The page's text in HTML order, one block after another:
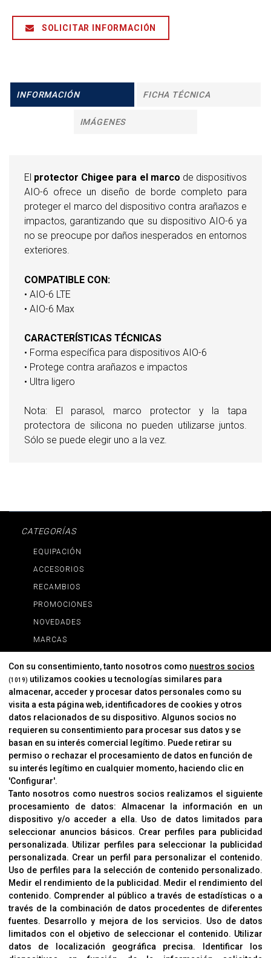
SOLICITAR INFORMACIÓN
INFORMACIÓN FICHA TÉCNICA
IMÁGENES
El protector Chigee para el marco de dispositivos
AIO-6 ofrece un diseño de borde completo para
proteger el marco del dispositivo contra arañazos e
impactos, garantizando que su dispositivo AIO-6 ya
no se preocupe por daños inesperados en entornos
exteriores.
COMPATIBLE CON:
• AIO-6 LTE
• AIO-6 Max
CARACTERÍSTICAS TÉCNICAS
• Forma específica para dispositivos AIO-6
• Protege contra arañazos e impactos
• Ultra ligero
Nota: El parasol, marco protector y la tapa
protectora de silicona no pueden utilizarse juntos.
Sólo se puede elegir uno a la vez.
CATEGORÍAS
EQUIPACIÓN
ACCESORIOS
RECAMBIOS
PROMOCIONES
NOVEDADES
MARCAS
INFORMACIÓN
Contacto
Cambios Y Devoluciones
CORVER
Aviso Legal
Sobre Nosotros
Cookies
Política De Privacidad
OFICINAS
C/ Coneixement 5, 08850
Gavà (Barcelona)
CONTACTO
Con su consentimiento, tanto nosotros como nuestros socios
(1019) utilizamos cookies u tecnologías similares para
almacenar, acceder y procesar datos personales como su
visita a esta página web, identificadores de cookies y otros
datos relacionados de su dispositivo. Algunos socios no
requieren su consentimiento para procesar sus datos y se
basan en su interés comercial legítimo. Puede retirar su
permiso o rechazar el procesamiento de datos en función de
su interés legítimo en cualquier momento, haciendo clic en
'Configurar'.
Tanto nosotros como nuestros socios realizamos el siguiente
procesamiento de datos: Almacenar la información en un
dispositivo y/o acceder a ella. Uso de datos limitados para
seleccionar anuncios básicos. Crear perfiles para publicidad
personalizada. Utilizar perfiles para seleccionar la publicidad
personalizada. Crear un perfil para personalizar el contenido.
Uso de perfiles para la selección de contenido personalizado.
Medir el rendimiento de la publicidad . Medir el rendimiento del
contenido. Comprender al público a través de estadísticas o a
través de la combinación de datos procedentes de diferentes
fuentes. Desarrollo y mejora de los servicios. Uso de datos
limitados con el objetivo de seleccionar el contenido. Utilizar
datos de localización geográfica precisa.
Identificar los